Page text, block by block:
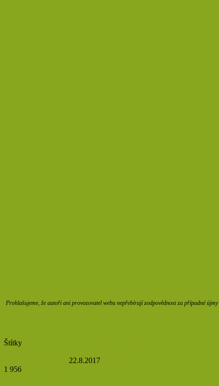
Prohlašujeme, že autoři ani provozovatel webu nepřebírají zodpovědnost za případné
Štítky
22.8.2017
1 956